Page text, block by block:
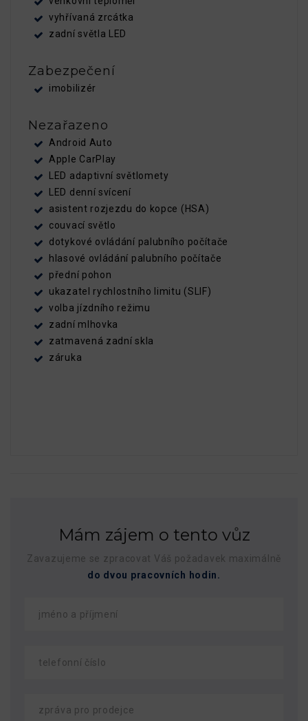
vyhřívaná zrcátka
zadní světla LED
Zabezpečení
imobilizér
Nezařazeno
Android Auto
Apple CarPlay
LED adaptivní světlomety
LED denní svícení
asistent rozjezdu do kopce (HSA)
couvací světlo
dotykové ovládání palubního počítače
hlasové ovládání palubního počítače
přední pohon
ukazatel rychlostního limitu (SLIF)
volba jízdního režimu
zadní mlhovka
zatmavená zadní skla
záruka
Mám zájem o tento vůz
Zavazujeme se zpracovat Váš požadavek maximálně
do dvou pracovních hodin.